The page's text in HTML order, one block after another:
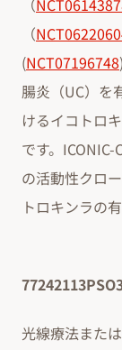
（
（
(NCT07196748
腸炎（UC）を
けるイコトロ
です。ICONIC-
の活動性クロ
トロキンラの
光線療法また